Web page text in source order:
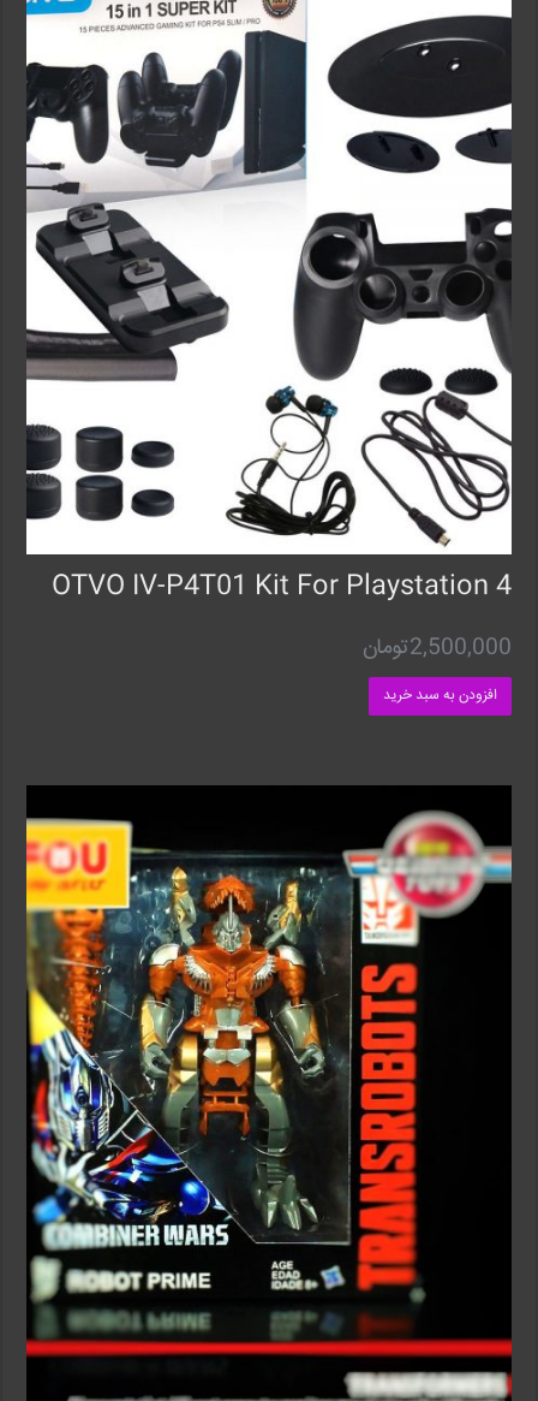
OTVO IV-P4T01 Kit For Playstation 4
2,500,000تومان
افزودن به سبد خرید